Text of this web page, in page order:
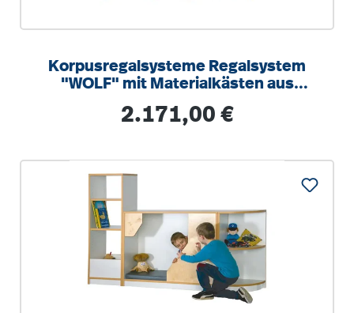
Korpusregalsysteme Regalsystem
"WOLF" mit Materialkästen aus
Rollkästen
Regulärer Preis:
2.171,00 €